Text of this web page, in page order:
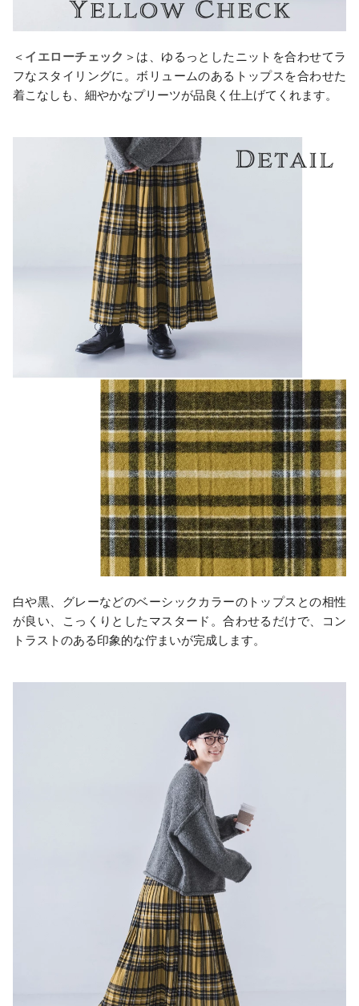
＜ イエローチェック ＞は、ゆるっとしたニットを合わせてラ
フなスタイリングに。ボリュームのあるトップスを合わせた
着こなしも、細やかなプリーツが品良く仕上げてくれます。
白や黒、グレーなどのベーシックカラーのトップスとの相性
が良い、こっくりとしたマスタード。合わせるだけで、コン
トラストのある印象的な佇まいが完成します。